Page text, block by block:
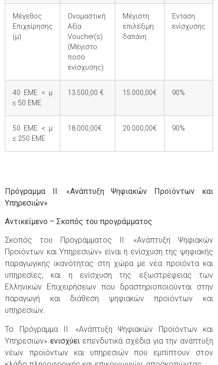
Μέγεθος
Επιχείρησης
(μ)
Ονομαστική
Αξία
Voucher(s)
(Μέγιστο
ποσό
ενίσχυσης)
Μέγιστη
επιλέξιμη
δαπάνη
Ένταση
ενίσχυσης
40 ΕΜΕ < μ
≤ 50 ΕΜΕ
13.500,00 € 15.000,00€ 90%
50 ΕΜΕ < μ
≤ 250 ΕΜΕ
18.000,00€ 20.000,00€ 90%
Πρόγραμμα II: «Ανάπτυξη Ψηφιακών Προϊόντων και
Υπηρεσιών»
Αντικείμενο – Σκοπός του προγράμματος
Σκοπός του Προγράμματος II: «Ανάπτυξη Ψηφιακών
Προϊόντων και Υπηρεσιών» είναι η ενίσχυση της ψηφιακής
παραγωγικής ικανότητας στη χώρα με νέα προϊόντα και
υπηρεσίες, και η ενίσχυση της εξωστρέφειας των
Ελληνικών Επιχειρήσεων που δραστηριοποιούνται στην
παραγωγή και διάθεση ψηφιακών προϊόντων και
υπηρεσιών.
Το Πρόγραμμα ΙΙ: «Ανάπτυξη Ψηφιακών Προϊόντων και
Υπηρεσιών» ενισχύειεπενδυτικά σχέδια για την ανάπτυξη
νέων προϊόντων και υπηρεσιών που εμπίπτουν στον